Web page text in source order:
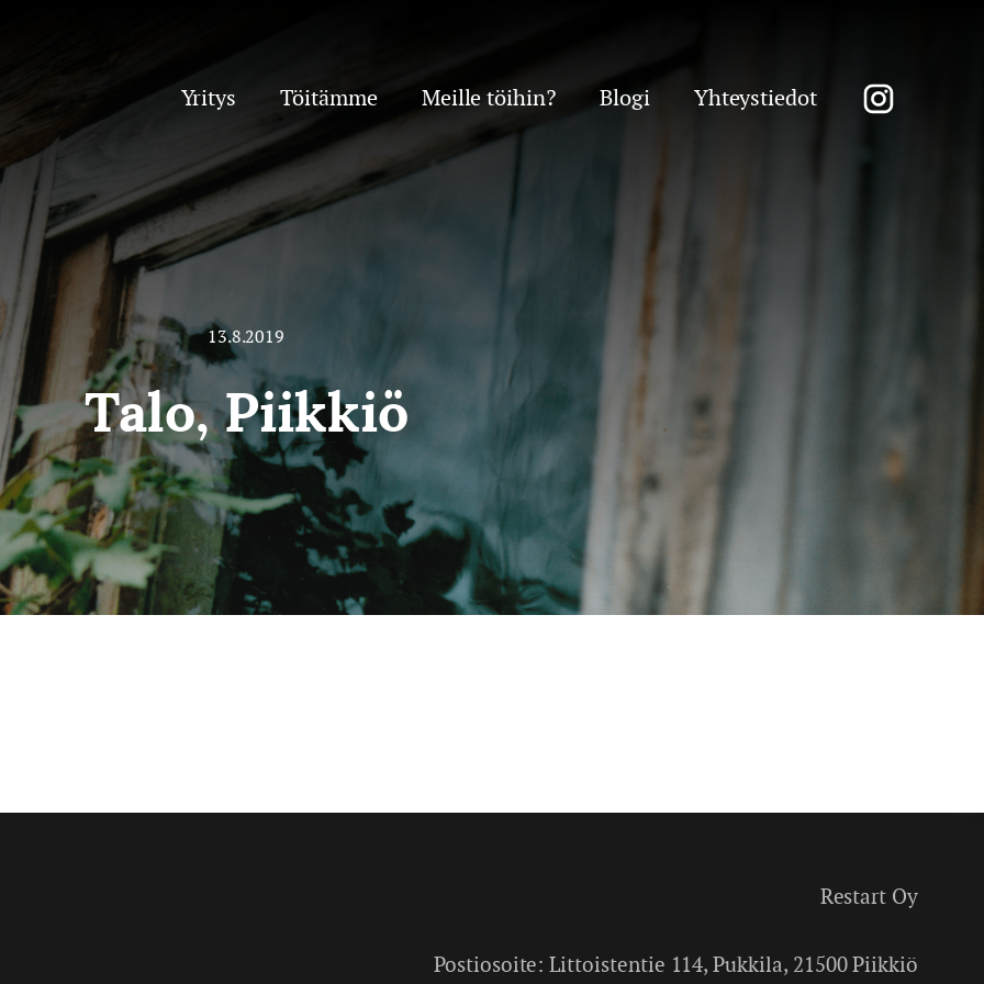
Yritys Töitämme Meille töihin? Blogi Yhteystiedot
13.8.2019
Talo, Piikkiö
Restart Oy
Postiosoite: Littoistentie 114, Pukkila, 21500 Piikkiö